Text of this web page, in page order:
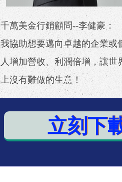
千萬美金行銷顧問​--李健豪：
我協助想要邁向卓越的企業或
人增加營收、利潤倍增，讓世
上沒有難做的生意！
立刻下